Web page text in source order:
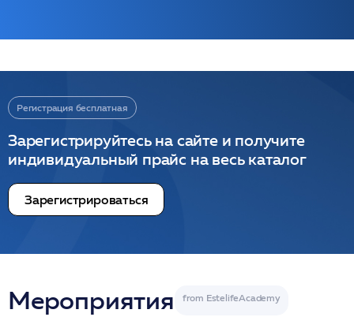
Регистрация бесплатная
Зарегистрируйтесь на сайте и получите
индивидуальный прайс на весь каталог
Зарегистрироваться
Мероприятия